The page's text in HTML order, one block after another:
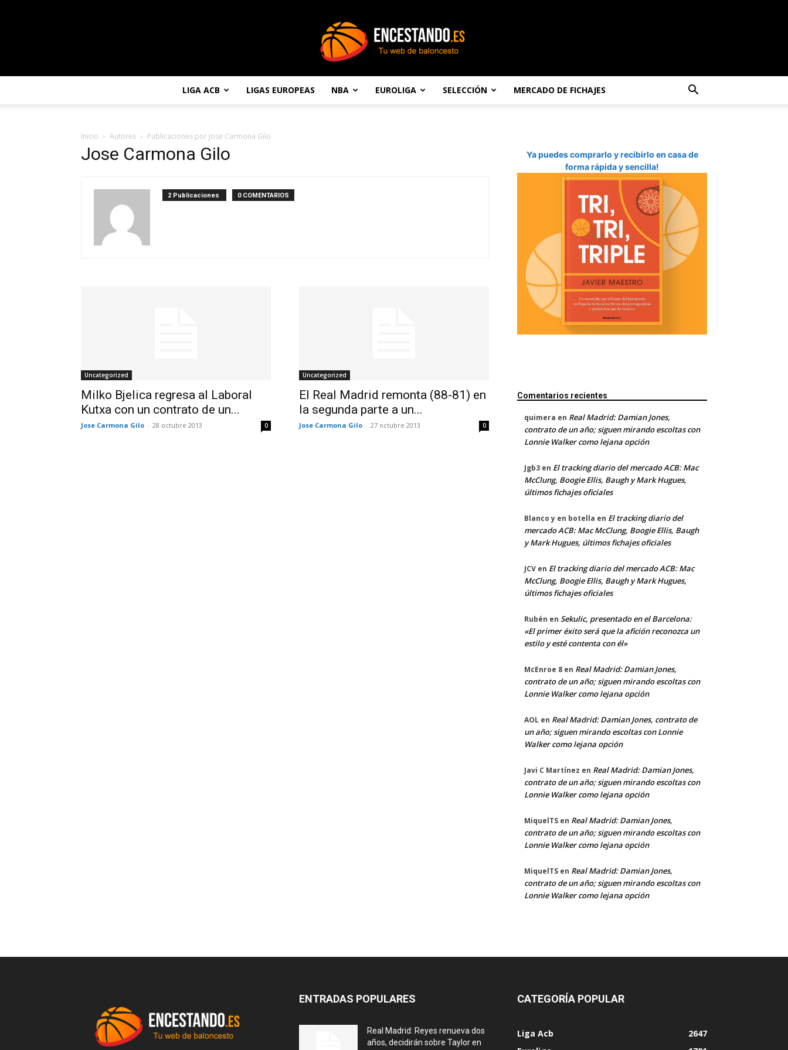
LIGA ACB LIGAS EUROPEAS NBA EUROLIGA SELECCIÓN MERCADO DE FICHAJES
Inicio Autores Publicaciones por Jose Carmona Gilo
Jose Carmona Gilo
2 Publicaciones 0 COMENTARIOS
Uncategorized
Milko Bjelica regresa al Laboral
Kutxa con un contrato de un...
Jose Carmona Gilo - 28 octubre 2013 0
Uncategorized
El Real Madrid remonta (88-81) en
la segunda parte a un...
Jose Carmona Gilo - 27 octubre 2013 0
Ya puedes comprarlo y recibirlo en casa de
forma rápida y sencilla!
Comentarios recientes
quimera en Real Madrid: Damian Jones,
contrato de un año; siguen mirando escoltas con
Lonnie Walker como lejana opción
Jgb3 en El tracking diario del mercado ACB: Mac
McClung, Boogie Ellis, Baugh y Mark Hugues,
últimos fichajes oficiales
Blanco y en botella en El tracking diario del
mercado ACB: Mac McClung, Boogie Ellis, Baugh
y Mark Hugues, últimos fichajes oficiales
JCV en El tracking diario del mercado ACB: Mac
McClung, Boogie Ellis, Baugh y Mark Hugues,
últimos fichajes oficiales
Rubén en Sekulic, presentado en el Barcelona:
«El primer éxito será que la afición reconozca un
estilo y esté contenta con él»
McEnroe 8 en Real Madrid: Damian Jones,
contrato de un año; siguen mirando escoltas con
Lonnie Walker como lejana opción
AOL en Real Madrid: Damian Jones, contrato de
un año; siguen mirando escoltas con Lonnie
Walker como lejana opción
Javi C Martínez en Real Madrid: Damian Jones,
contrato de un año; siguen mirando escoltas con
Lonnie Walker como lejana opción
MiquelTS en Real Madrid: Damian Jones,
contrato de un año; siguen mirando escoltas con
Lonnie Walker como lejana opción
MiquelTS en Real Madrid: Damian Jones,
contrato de un año; siguen mirando escoltas con
Lonnie Walker como lejana opción
ENTRADAS POPULARES
Real Madrid: Reyes renueva dos
años, decidirán sobre Taylor en
CATEGORÍA POPULAR
Liga Acb
2647